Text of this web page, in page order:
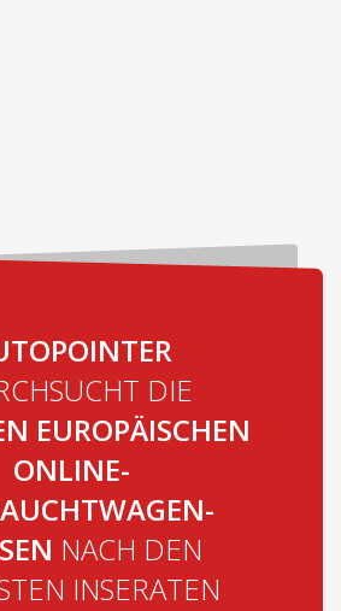
DIE
EUROPÄISCHEN
ONLINE-
NACH DEN
INSERATEN